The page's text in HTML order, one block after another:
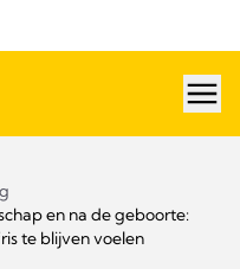
en na de geboorte:
te blijven voelen